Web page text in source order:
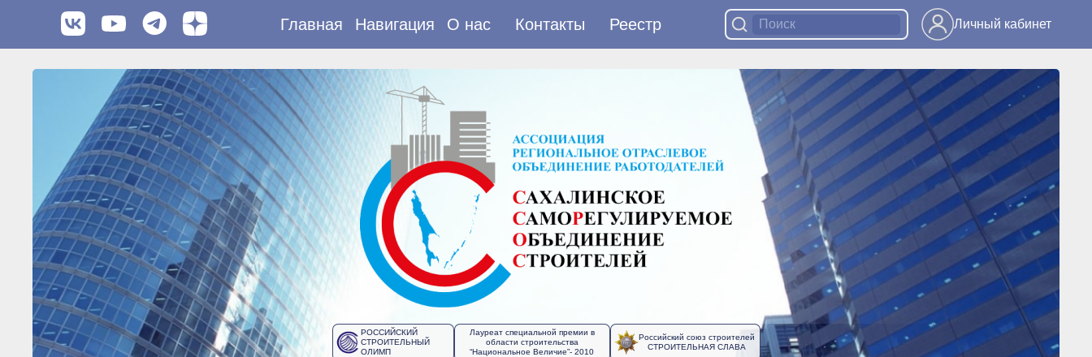
Главная Навигация О нас Контакты Реестр Личный кабинет
РОССИЙСКИЙ
СТРОИТЕЛЬНЫЙ
ОЛИМП
Лауреат специальной премии в
области строительства
“Национальное Величие”- 2010
Российский союз строителей
СТРОИТЕЛЬНАЯ СЛАВА